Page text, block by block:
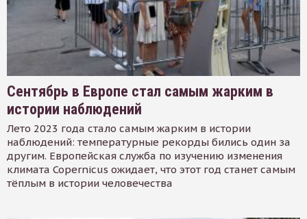
Сентябрь в Европе стал самым жарким в
истории наблюдений
Лето 2023 года стало самым жарким в истории
наблюдений: температурные рекорды бились один за
другим. Европейская служба по изучению изменения
климата Copernicus ожидает, что этот год станет самым
тёплым в истории человечества